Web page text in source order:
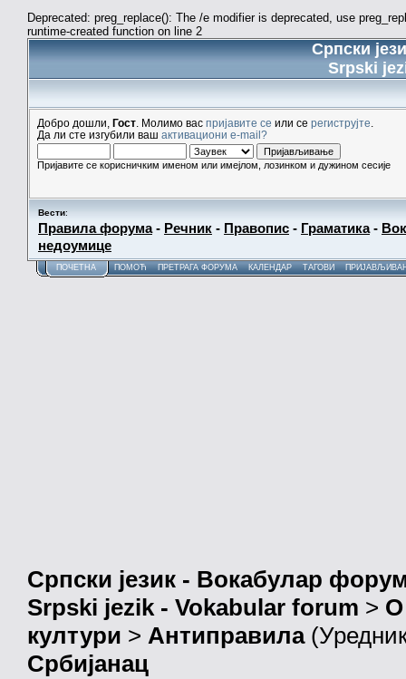
Deprecated: preg_replace(): The /e modifier is deprecated, use
runtime-created function on line 2
Српски
Srpski
Добро дошли, Гост . Молимо вас пријавите се или се региструјте
Да ли сте изгубили ваш активациони e-mail?
Пријавите се корисничким именом или имејлом, лозинком и дужином сесије
Вести:
Правила форума- Речник - Правопис - Граматика-
недоумице
ПОЧЕТНА ПОМОЋ ПРЕТРАГА ФОРУМА КАЛЕНДАР ТАГОВИ
Српски језик - Вокабулар
Srpski jezik - Vokabular forum > О
култури > Антиправила
Србијанац